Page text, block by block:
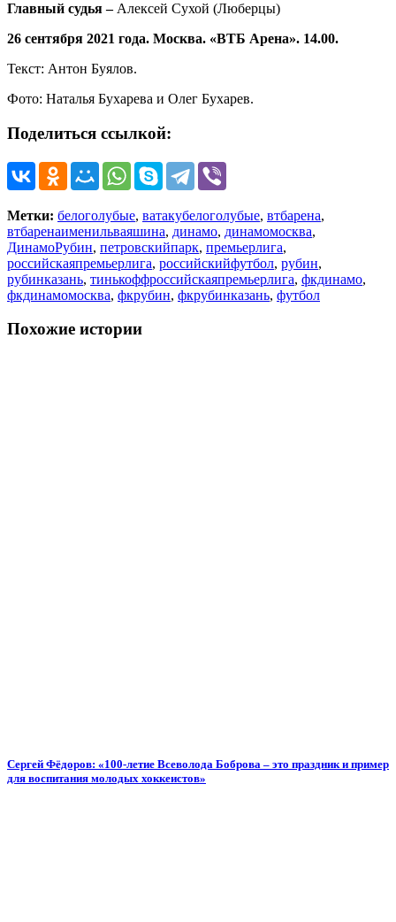
Главный судья – Алексей Сухой (Люберцы)
26 сентября 2021 года. Москва. «ВТБ Арена». 14.00.
Текст: Антон Буялов.
Фото: Наталья Бухарева и Олег Бухарев.
Поделиться ссылкой:
Метки: белоголубые, ватакубелоголубые, втбарена,
втбаренаименильваяшина, динамо, динамомосква,
ДинамоРубин, петровскийпарк, премьерлига,
российскаяпремьерлига, российскийфутбол, рубин,
рубинказань, тинькоффроссийскаяпремьерлига, фкдинамо,
фкдинамомосква, фкрубин, фкрубинказань, футбол
Похожие истории
Сергей Фёдоров: «100-летие Всеволода Боброва – это праздник и пример
для воспитания молодых хоккеистов»